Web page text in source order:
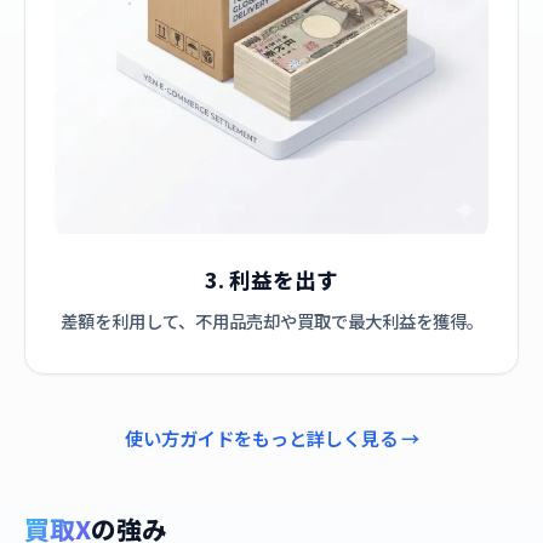
3. 利益を出す
差額を利用して、不用品売却や買取で最大利益を獲得。
使い方ガイドをもっと詳しく見る →
買取Xの強み